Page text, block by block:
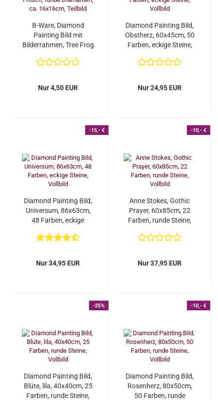
B-Ware, Diamond
Painting Bild mit
Bilderrahmen, Tree Frog
Diamanten,...
Nur 4,50 EUR
Diamond Painting Bild,
Obstherz, 60x45cm, 50
Farben, eckige Steine,
Nur 24,95 EUR
-15,- €
Diamond Painting Bild,
Universum, 86x63cm,
48 Farben, eckige
Nur 34,95 EUR
-10,- €
Anne Stokes, Gothic
Prayer, 60x85cm, 22
Farben, runde Steine,
Nur 37,95 EUR
-25%
Diamond Painting Bild,
Blüte, lila, 40x40cm, 25
Farben, runde Steine,
-10,- €
Diamond Painting Bild,
Rosenherz, 80x50cm,
50 Farben, runde